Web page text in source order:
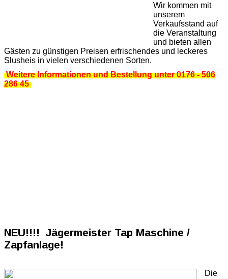
Wir kommen mit
unserem
Verkaufsstand auf
die Veranstaltung
und bieten allen
Gästen zu günstigen Preisen erfrischendes und leckeres
Slusheis in vielen verschiedenen Sorten.
Weitere Informationen und Bestellung unter 0176 - 506
286 45
NEU!!!! Jägermeister Tap Maschine /
Zapfanlage!
Die